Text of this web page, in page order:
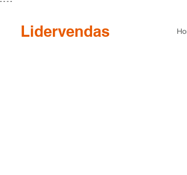
" " " "
Lidervendas